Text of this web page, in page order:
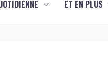
ET EN PLUS